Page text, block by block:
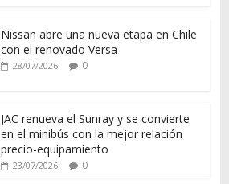
Nissan abre una nueva etapa en Chile
con el renovado Versa
28/07/2026 0
JAC renueva el Sunray y se convierte
en el minibús con la mejor relación
precio-equipamiento
23/07/2026 0